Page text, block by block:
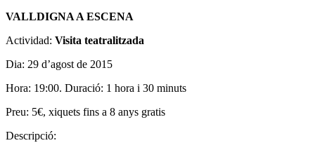
VALLDIGNA A ESCENA
Actividad: Visita teatralitzada
Dia: 29 d’agost de 2015
Hora: 19:00. Duració: 1 hora i 30 minuts
Preu: 5€, xiquets fins a 8 anys gratis
Descripció: